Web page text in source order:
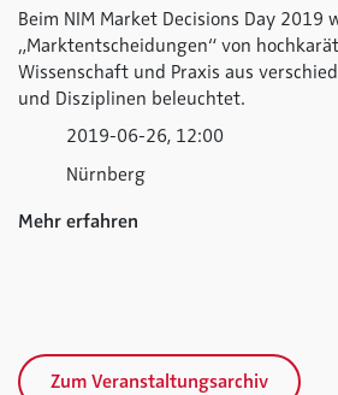
Beim NIM Market Decisions Day 2019
„Marktentscheidungen“ von
Wissenschaft und Praxis aus
und Disziplinen beleuchtet.
2019-06-26, 12:00
Nürnberg
Mehr erfahren
Zum Veranstaltungsarchiv